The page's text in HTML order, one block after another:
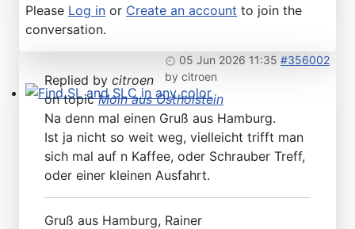
Find SL and SLC in any color
Please Log in or Create an account to join the
conversation.
05 Jun 2026 11:35 #356002
by citroen
Replied by citroen
on topicMoin aus Ostholstein
Na denn mal einen Gruß aus Hamburg.
Ist ja nicht so weit weg, vielleicht trifft man
sich mal auf n Kaffee, oder Schrauber Treff,
oder einer kleinen Ausfahrt.
Gruß aus Hamburg, Rainer